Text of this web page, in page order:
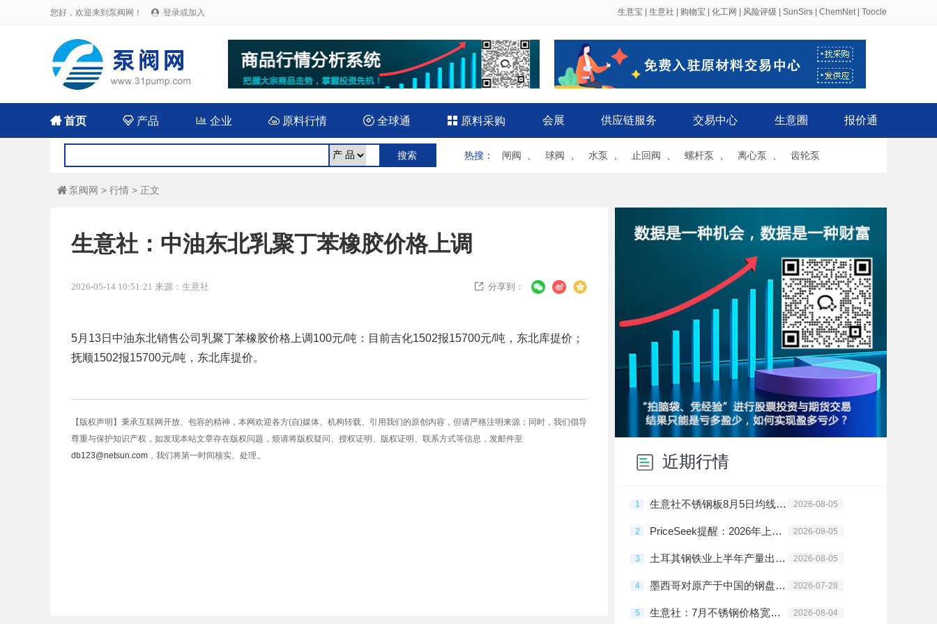
您好，欢迎来到泵阀网！  登录或加入 生意宝 生意社 购物宝 化工网 风险评级 SunSirs ChemNet| Toocle
首页  产品 企业 原料行情  全球通  原料采购 会展 供应链服务 交易中心 生意圈 报价通
热搜 ： 闸阀 球阀 水泵 止回阀 螺杆泵 离心泵 齿轮泵
 泵阀网 > 行情 > 正文
生意社：中油东北乳聚丁苯橡胶价格上调
2026-05-14 10:51:21 来源：生意社  分享到：
5月13日中油东北销售公司乳聚丁苯橡胶价格上调100元/吨：目前吉化1502报15700元/吨，东北库提价；
抚顺1502报15700元/吨，东北库提价。
【版权声明】秉承互联网开放、包容的精神，本网欢迎各方(自)媒体、机构转载、引用我们的原创内容，但请严格注明来源；同时，我们倡导
尊重与保护知识产权，如发现本站文章存在版权问题，烦请将版权疑问、授权证明、版权证明、联系方式等信息，发邮件至
db123@netsun.com ，我们将第一时间核实、处理。 近期行情
1 生意社不锈钢板8月5日均线下穿 均差为-4.00元/吨 2026-08-05
2 PriceSeek提醒：2026年上半年不锈钢产量同比增长分析 2026-08-05
3 土耳其钢铁业上半年产量出口双增 2026-08-05
4 墨西哥对原产于中国的钢盘条启动反倾销日落复审调查 2026-07-28
5 生意社：7月不锈钢价格宽幅震荡 2026-08-04